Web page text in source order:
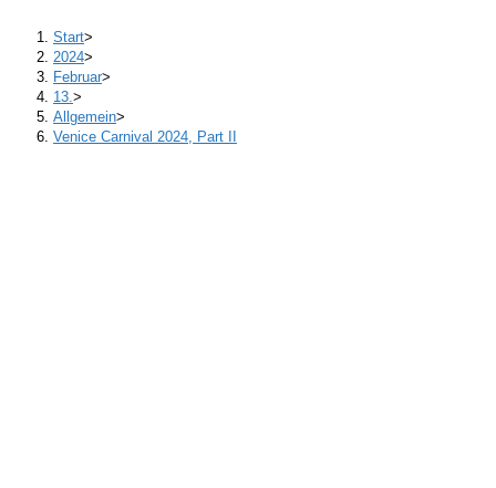
Start>
2024>
Februar>
13. >
Allgemein>
Venice Carnival 2024, Part II